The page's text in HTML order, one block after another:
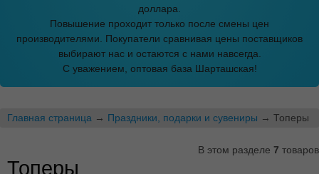
доллара.
Повышение проходит только после смены цен
производителями. Покупатели сравнивая цены поставщиков
выбирают нас и остаются с нами навсегда.
С уважением, оптовая база Шарташская!
Главная страница → Праздники, подарки и сувениры → Топеры
В этом разделе 7 товаров
Топеры